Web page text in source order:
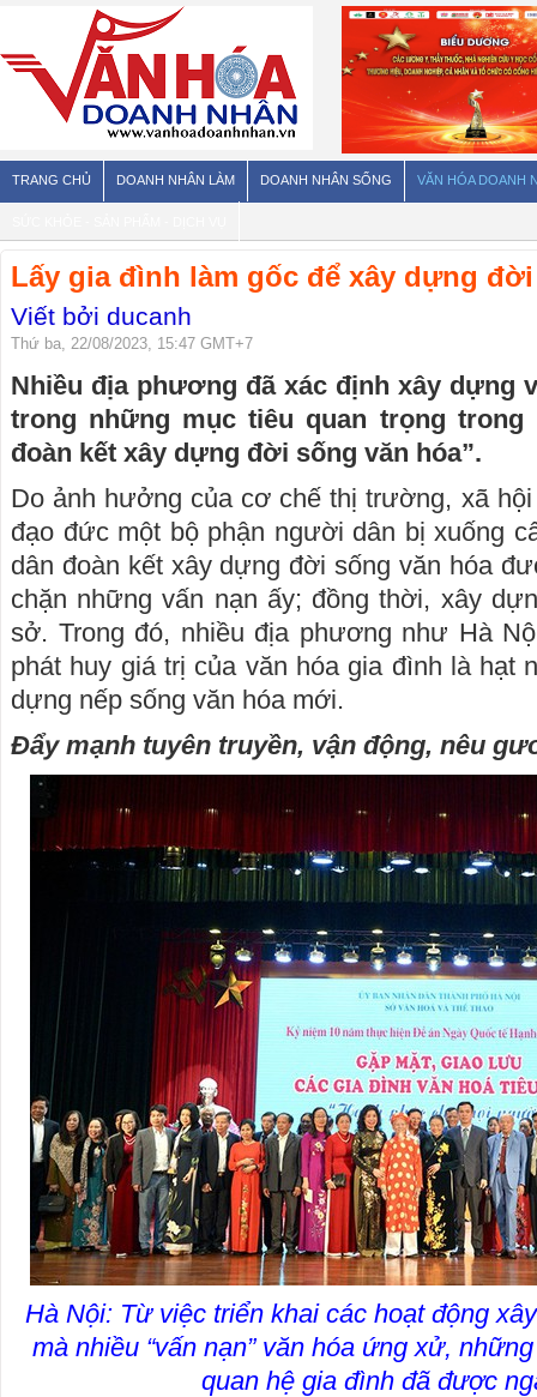
TRANG CHỦ DOANH NHÂN LÀM DOANH NHÂN SỐNG VĂN HÓA DOANH
Lấy gia đình làm gốc để xây dựng
Viết bởi ducanh
Thứ ba, 22/08/2023, 15:47 GMT+7
Nhiều địa phương đã xác định xây dựng
trong những mục tiêu quan trọng trong
đoàn kết xây dựng đời sống văn hóa”.
Do ảnh hưởng của cơ chế thị trường, xã
đạo đức một bộ phận người dân bị xuống
dân đoàn kết xây dựng đời sống văn hóa
chặn những vấn nạn ấy; đồng thời, xây
sở. Trong đó, nhiều địa phương như Hà
phát huy giá trị của văn hóa gia đình là hạt
dựng nếp sống văn hóa mới.
Đẩy mạnh tuyên truyền, vận động, nêu
Hà Nội: Từ việc triển khai các hoạt động
mà nhiều “vấn nạn” văn hóa ứng xử,
quan hệ gia đình đã được